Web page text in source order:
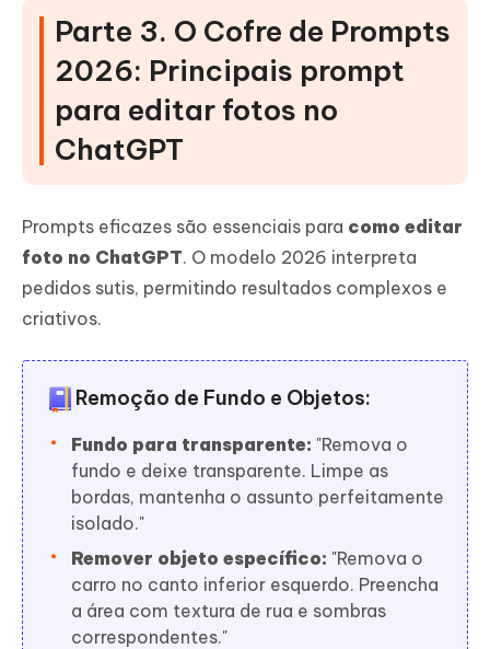
Parte 3. O Cofre de Prompts
2026: Principais prompt
para editar fotos no
ChatGPT
Prompts eficazes são essenciais para como editar
foto no ChatGPT. O modelo 2026 interpreta
pedidos sutis, permitindo resultados complexos e
criativos.
Remoção de Fundo e Objetos:
Fundo para transparente: "Remova o
fundo e deixe transparente. Limpe as
bordas, mantenha o assunto perfeitamente
isolado."
Remover objeto específico: "Remova o
carro no canto inferior esquerdo. Preencha
a área com textura de rua e sombras
correspondentes."